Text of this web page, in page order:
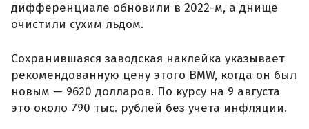
дифференциале обновили в 2022-м, а днище
очистили сухим льдом.
Сохранившаяся заводская наклейка указывает
рекомендованную цену этого BMW, когда он был
новым — 9620 долларов. По курсу на 9 августа
это около 790 тыс. рублей без учета инфляции.